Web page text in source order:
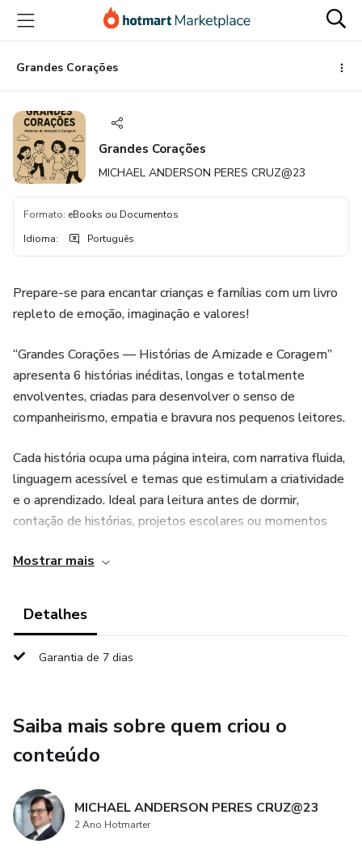
para
conteúdo
principal
para
pagamento
para
rodapé
Grandes Corações
Grandes Corações
MICHAEL ANDERSON PERES CRUZ@23
Formato: eBooks ou Documentos
Idioma: Português
Prepare-se para encantar crianças e famílias com um livro
repleto de emoção, imaginação e valores!
“Grandes Corações — Histórias de Amizade e Coragem”
apresenta 6 histórias inéditas, longas e totalmente
envolventes, criadas para desenvolver o senso de
companheirismo, empatia e bravura nos pequenos leitores.
Cada história ocupa uma página inteira, com narrativa fluida,
linguagem acessível e temas que estimulam a criatividade
e o aprendizado. Ideal para leitura antes de dormir,
contação de histórias, projetos escolares ou momentos
Mostrar mais
Detalhes
Garantia de 7 dias
Saiba mais sobre quem criou o
conteúdo
MICHAEL ANDERSON PERES CRUZ@23
2 Ano Hotmarter